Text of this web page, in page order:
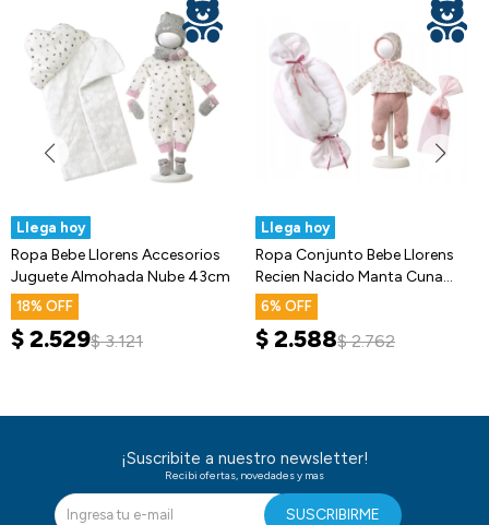
Llega hoy
Ropa Bebe Llorens Accesorios
Juguete Almohada Nube 43cm
18
$2.529$ 3.121
Llega hoy
Ropa Conjunto Bebe Llorens
Recien Nacido Manta Cuna
40cm
6
$2.588$ 2.762
¡Suscribite a nuestro newsletter!
Recibi ofertas, novedades y mas
SUSCRIBIRME